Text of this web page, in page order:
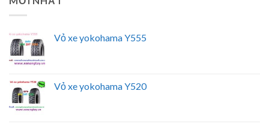
Vỏ xe yokohama Y555
Vỏ xe yokohama Y520